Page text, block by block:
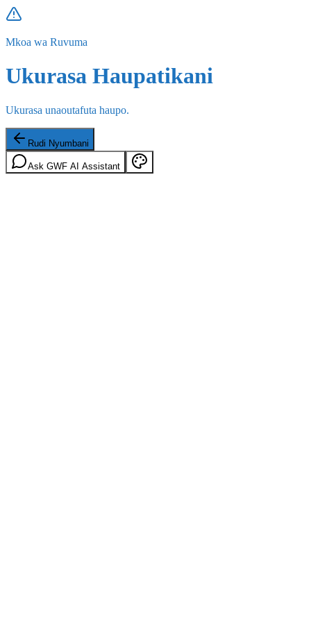
Mkoa wa Ruvuma
Ukurasa Haupatikani
Ukurasa unaoutafuta haupo.
Rudi Nyumbani
Ask GWF AI Assistant